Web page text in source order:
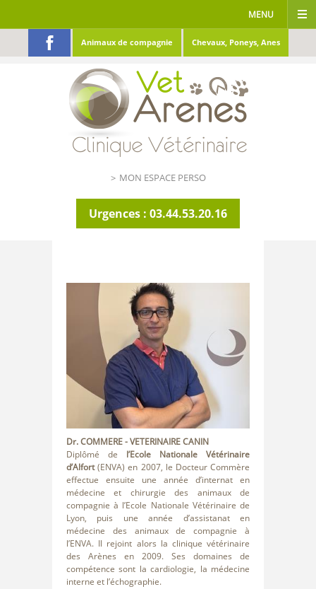
Animaux de compagnie Chevaux, Poneys, Anes
MON ESPACE PERSO
Urgences : 03.44.53.20.16
MENU
ACCUEIL
CLINIQUE
SERVICES
INFOS UTILES
ACTUALITÉS
GALERIES
Dr. COMMERE- VETERINAIRE CANIN
Diplômé de l’Ecole Nationale Vétérinaire
d’Alfort(ENVA) en 2007, le Docteur Commère
effectue ensuite une année d’internat en
médecine et chirurgie des animaux de
compagnie à l’Ecole Nationale Vétérinaire de
Lyon, puis une année d’assistanat en
médecine des animaux de compagnie à
l’ENVA. Il rejoint alors la clinique vétérinaire
des Arènes en 2009. Ses domaines de
compétence sont la cardiologie, la médecine
interne et l’échographie.